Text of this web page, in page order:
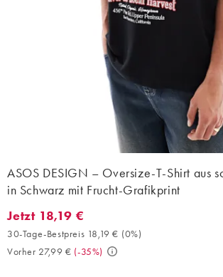
ASOS DESIGN – Oversize-T-Shirt aus
in Schwarz mit Frucht-Grafikprint
Jetzt 18,19 €. 30-Tage-Bestpreis 18,19 €
Jetzt 18,19 €
30-Tage-Bestpreis 18,19 € (0%)
Vorher 27,99 € (-35%)